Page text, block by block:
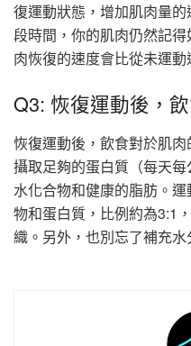
復運動狀態，增加肌肉量
段時間，你的肌肉仍然記
肉恢復的速度會比從未運動
Q3: 恢復運動後，
恢復運動後，飲食對於肌
攝取足夠的蛋白質（每天
水化合物和健康的脂肪。
物和蛋白質，比例約為3:1
織。另外，也別忘了補充水